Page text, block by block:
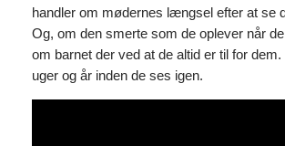
handler om mødernes længsel efter at se
Og, om den smerte som de oplever når
om barnet der ved at de altid er til for
uger og år inden de ses igen.